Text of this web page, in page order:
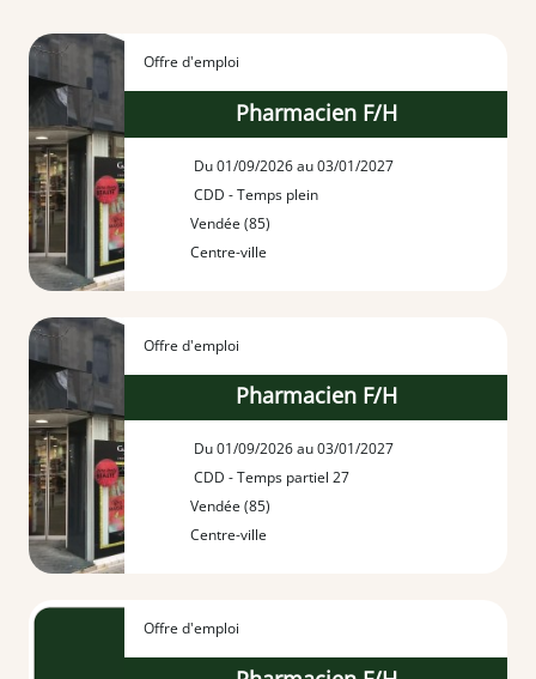
Offre d'emploi
Pharmacien F/H
Du 01/09/2026 au 03/01/2027
CDD - Temps plein
Vendée (85)
Centre-ville
Offre d'emploi
Pharmacien F/H
Du 01/09/2026 au 03/01/2027
CDD - Temps partiel 27
Vendée (85)
Centre-ville
Offre d'emploi